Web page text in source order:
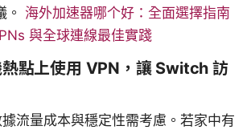
。 海外加速器哪个好：全面選擇指南
與全球連線最佳實踐
點上使用 VPN，讓 Switch 訪
流量成本與穩定性需考慮。若家中有